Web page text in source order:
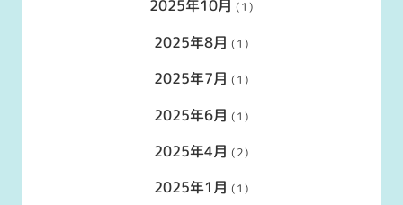
2025年10月 (1)
2025年8月 (1)
2025年7月 (1)
2025年6月 (1)
2025年4月 (2)
2025年1月 (1)